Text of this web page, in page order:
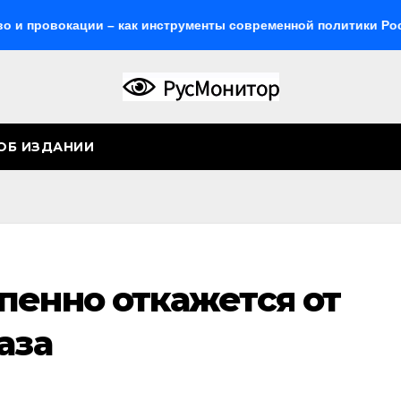
– как инструменты современной политики России
ИЗДАНИИ
откажется от